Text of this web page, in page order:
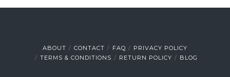
ABOUT CONTACT FAQ
PRIVACY POLICY
TERMS & CONDITIONS
RETURN POLICY BLOG